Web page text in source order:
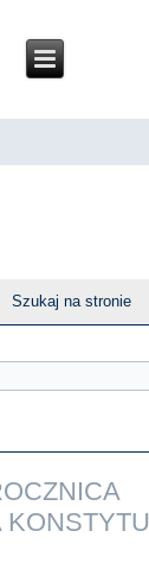
Szukaj na stronie